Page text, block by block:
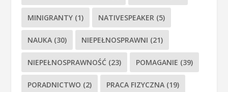
MINIGRANTY (1) NATIVESPEAKER (5)
NAUKA (30) NIEPEŁNOSPRAWNI (21)
NIEPEŁNOSPRAWNOŚĆ (23) POMAGANIE (39)
PORADNICTWO (2) PRACA FIZYCZNA (19)